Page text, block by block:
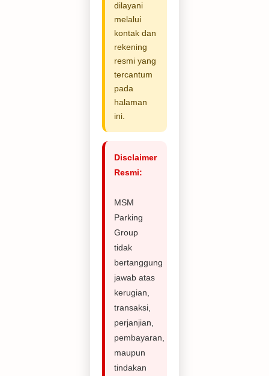
dilayani
melalui
kontak dan
rekening
resmi yang
tercantum
pada
halaman
ini.
Disclaimer
Resmi:
MSM
Parking
Group
tidak
bertanggung
jawab atas
kerugian,
transaksi,
perjanjian,
pembayaran,
maupun
tindakan